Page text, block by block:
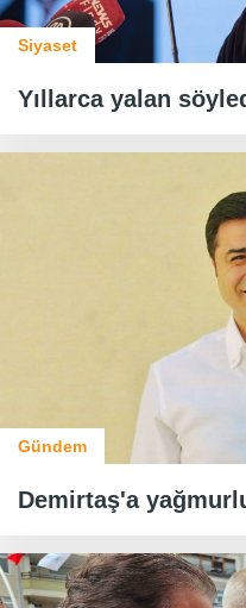
Siyaset
Yıllarca yalan
Gündem
Demirtaş'a